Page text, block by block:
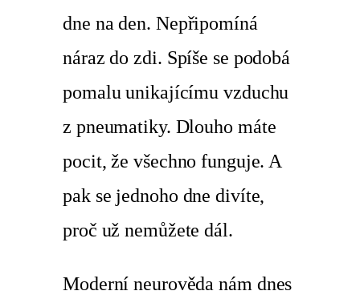
dne na den. Nepřipomíná
náraz do zdi. Spíše se podobá
pomalu unikajícímu vzduchu
z pneumatiky. Dlouho máte
pocit, že všechno funguje. A
pak se jednoho dne divíte,
proč už nemůžete dál.
Moderní neurověda nám dnes